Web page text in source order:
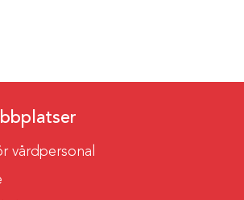
vårdpersonal